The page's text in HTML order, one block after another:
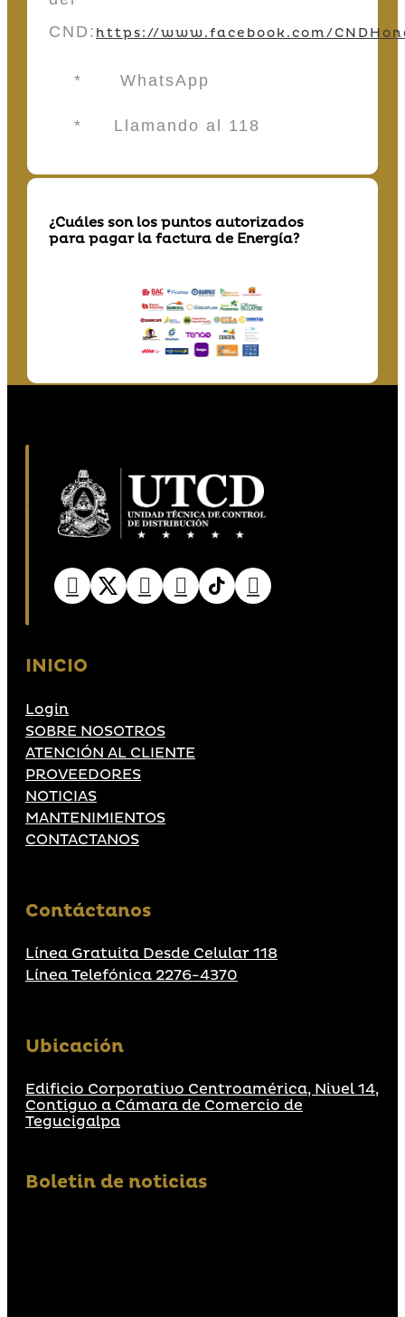
CND: https://www.facebook.com/
* WhatsApp
* Llamando al 118
¿Cuáles son los puntos autorizados
para pagar la factura de Energía?
INICIO
Login
SOBRE NOSOTROS
ATENCIÓN AL CLIENTE
PROVEEDORES
NOTICIAS
MANTENIMIENTOS
CONTACTANOS
Contáctanos
Línea Gratuita Desde Celular 118
Línea Telefónica 2276-4370
Ubicación
Edificio Corporativo Centroamérica, Nivel 14,
Contiguo a Cámara de Comercio de
Tegucigalpa
Boletin de noticias